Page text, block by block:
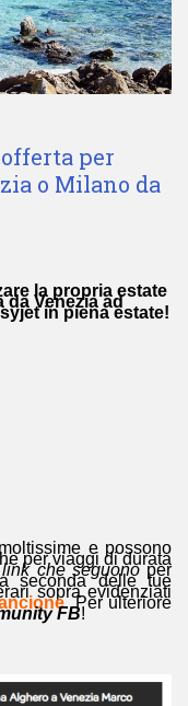
per
o Milano da
la propria estate
da Venezia ad
in piena estate!
e possono
per viaggi di durata
link che seguonoper
seconda delle tue
sopra evidenziati
. Per ulteriore
FB!